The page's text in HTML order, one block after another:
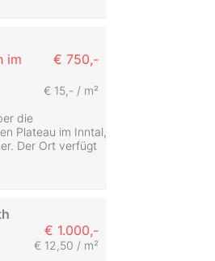
im
€ 750,-
€ 15,- / m²
die
Plateau im Inntal,
Der Ort verfügt
€ 1.000,-
€ 12,50 / m²